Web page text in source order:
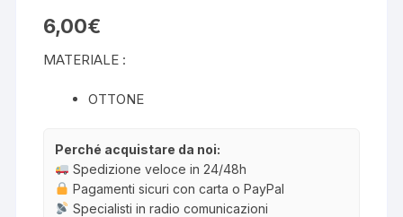
6,00€
MATERIALE :
OTTONE
Perché acquistare da noi:
Spedizione veloce in 24/48h
Pagamenti sicuri con carta o PayPal
Specialisti in radio comunicazioni